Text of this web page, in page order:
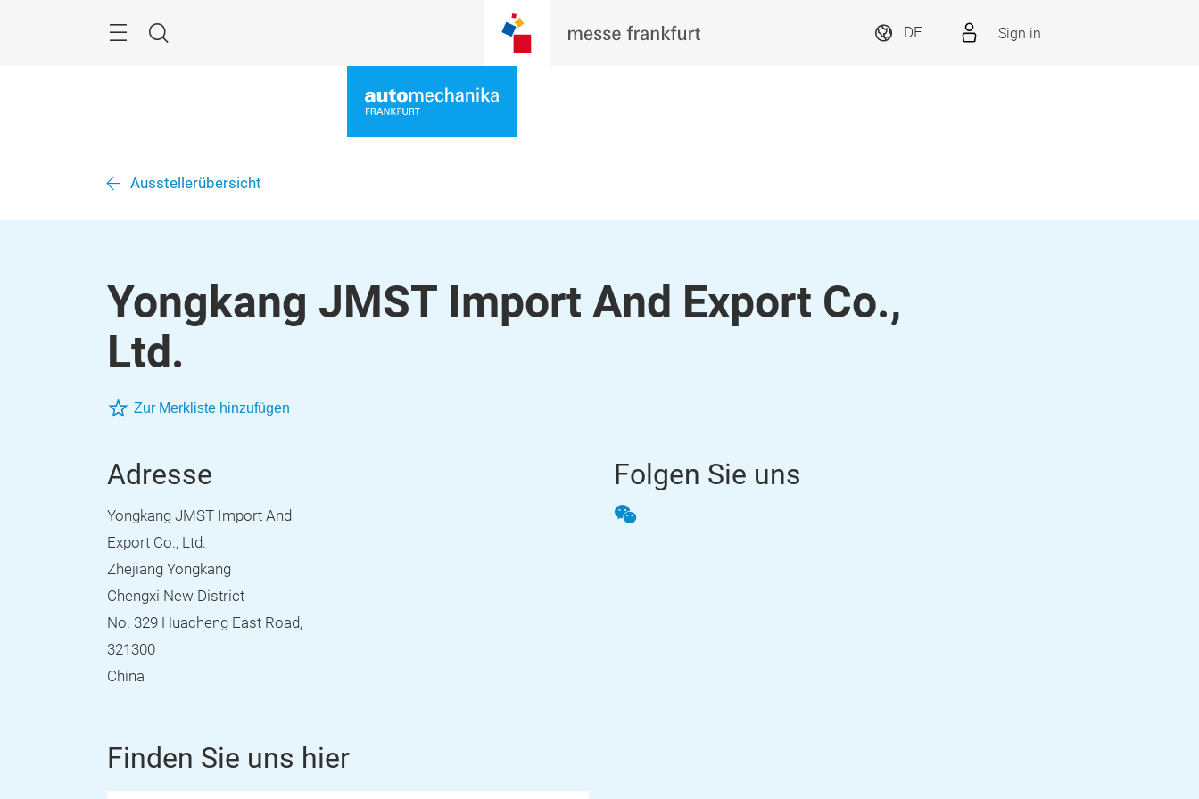
Suche
DE Sign in
Ausstellerübersicht
Yongkang JMST Import And Export Co.,
Ltd.
Zur Merkliste hinzufügen
Adresse
Yongkang JMST Import And
Export Co., Ltd.
Zhejiang Yongkang
Chengxi New District
No. 329 Huacheng East Road,
321300
China
Folgen Sie uns
WeChat
Finden Sie uns hier